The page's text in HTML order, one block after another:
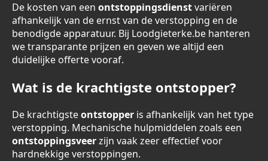
De kosten van een ontstoppingsdienstvariëren
afhankelijk van de ernst van de verstopping en de
benodigde apparatuur. Bij Loodgieterke.be hanteren
we transparante prijzen en geven we altijd een
duidelijke offerte vooraf.
Wat is de krachtigste ontstopper?
De krachtigsteontstopper is afhankelijk van het type
verstopping. Mechanische hulpmiddelen zoals een
ontstoppingsveerzijn vaak zeer effectief voor
hardnekkige verstoppingen.